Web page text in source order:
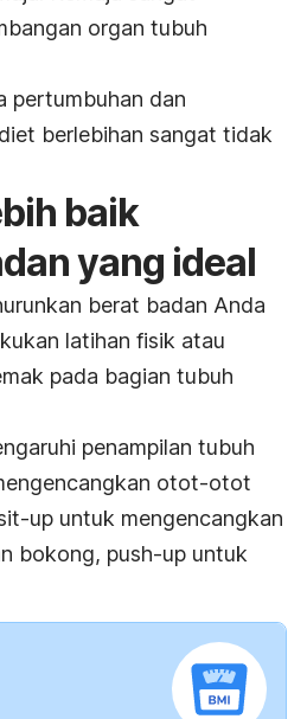
organ tubuh
pertumbuhan dan
berlebihan sangat tidak
baik
yang ideal
berat badan Anda
latihan fisik atau
pada bagian tubuh
penampilan tubuh
otot-otot
up untuk mengencangkan
bokong, push-up untuk